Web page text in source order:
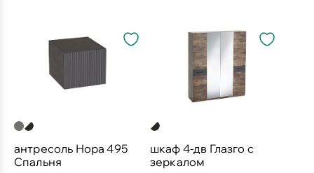
антресоль Нора 495
Спальня
шкаф 4-дв Глазго с
зеркалом